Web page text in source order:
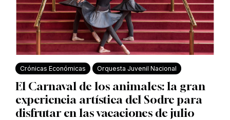
Crónicas Económicas Orquesta Juvenil Nacional
El Carnaval de los animales: la gran
experiencia artística del Sodre para
disfrutar en las vacaciones de julio